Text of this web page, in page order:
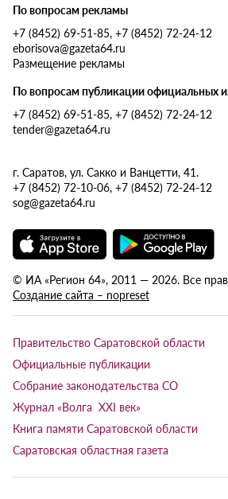
По вопросам рекламы
+7 (8452) 69-51-85, +7 (8452) 72-24-12
eborisova@gazeta64.ru
Размещение рекламы
По вопросам публикации официальных
+7 (8452) 69-51-85, +7 (8452) 72-24-12
tender@gazeta64.ru
г. Саратов, ул. Сакко и Ванцетти, 41.
+7 (8452) 72-10-06, +7 (8452) 72-24-12
sog@gazeta64.ru
© ИА «Регион 64», 2011 — 2026. Все
Создание сайта – nopreset
Правительство Саратовской области
Официальные публикации
Собрание законодательства СО
Журнал «Волга XXI век»
Книга памяти Саратовской области
Саратовская областная газета